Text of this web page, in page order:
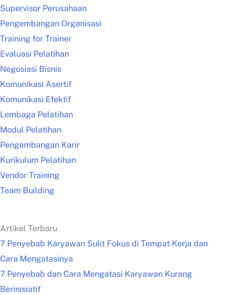
Supervisor Perusahaan
Pengembangan Organisasi
Training for Trainer
Evaluasi Pelatihan
Negosiasi Bisnis
Komunikasi Asertif
Komunikasi Efektif
Lembaga Pelatihan
Modul Pelatihan
Pengembangan Karir
Kurikulum Pelatihan
Vendor Training
Team Building
Artikel Terbaru
7 Penyebab Karyawan Sulit Fokus di Tempat Kerja dan
Cara Mengatasinya
7 Penyebab dan Cara Mengatasi Karyawan Kurang
Berinisiatif